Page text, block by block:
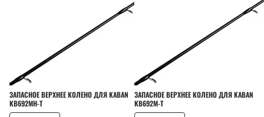
ЗАПАСНОЕ ВЕРХНЕЕ КОЛЕНО ДЛЯ KABAN
KB692MH-T
ЗАПАСНОЕ ВЕРХНЕЕ КОЛЕНО ДЛЯ KABAN
KB692M-T